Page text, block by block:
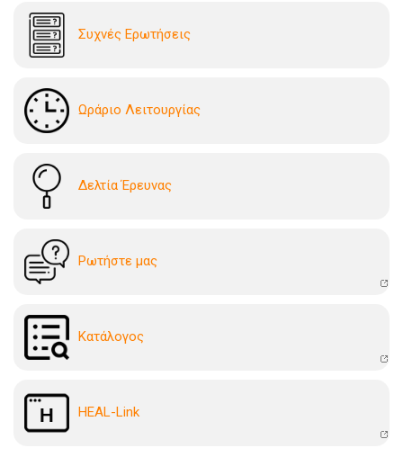
Συχνές Ερωτήσεις
Ωράριο Λειτουργίας
Δελτία Έρευνας
Ρωτήστε μας
Kατάλογoς
HEAL-Link